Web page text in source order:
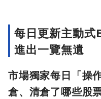
每日更新主動式
進出一覽無遺
市場獨家每日「操
倉、清倉了哪些股